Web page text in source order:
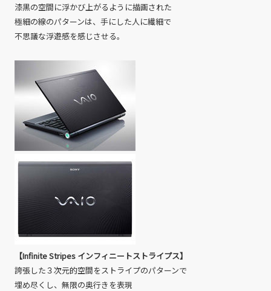
漆黒の空間に浮かび上がるように描画された
極細の線のパターンは、手にした人に繊細で
不思議な浮遊感を感じさせる。
【Infinite Stripes インフィニートストライプス】
誇張した３次元的空間をストライプのパターンで
埋め尽くし、無限の奥行きを表現